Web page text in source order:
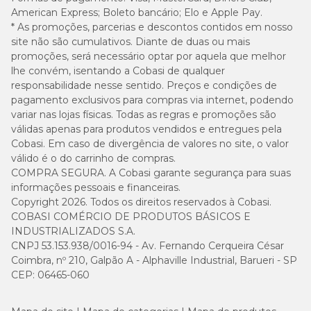
2 copos
6/8 copos
copos
20 kg
247g
ou 3 +
3/8
copos
212g ou 3
copos
233g ou 3 + 2/8
30 kg
335g
ou 4 +
5/8
copos
287g ou 4
copos
316g ou 4 + 3/8
copos
40 kg
415g ou
5 + 6/8
copos
356g ou 5
copos
copos
50kg
491g ou
6 + 7/8
copos
421g ou 5 +
7/8 copos
463g ou 6 + 3/8
copos
American Express; Boleto bancário; Elo e Apple Pay.
* As promoções, parcerias e descontos contidos em nosso
site não são cumulativos. Diante de duas ou mais
promoções, será necessário optar por aquela que melhor
lhe convém, isentando a Cobasi de qualquer
responsabilidade nesse sentido. Preços e condições de
pagamento exclusivos para compras via internet, podendo
variar nas lojas físicas. Todas as regras e promoções são
válidas apenas para produtos vendidos e entregues pela
Cobasi. Em caso de divergência de valores no site, o valor
válido é o do carrinho de compras.
COMPRA SEGURA. A Cobasi garante segurança para suas
informações pessoais e financeiras.
Copyright 2026. Todos os direitos reservados à Cobasi.
COBASI COMÉRCIO DE PRODUTOS BÁSICOS E
INDUSTRIALIZADOS S.A.
CNPJ 53.153.938/0016-94 - Av. Fernando Cerqueira César
Coimbra, nº 210, Galpão A - Alphaville Industrial, Barueri - SP
CEP: 06465-060